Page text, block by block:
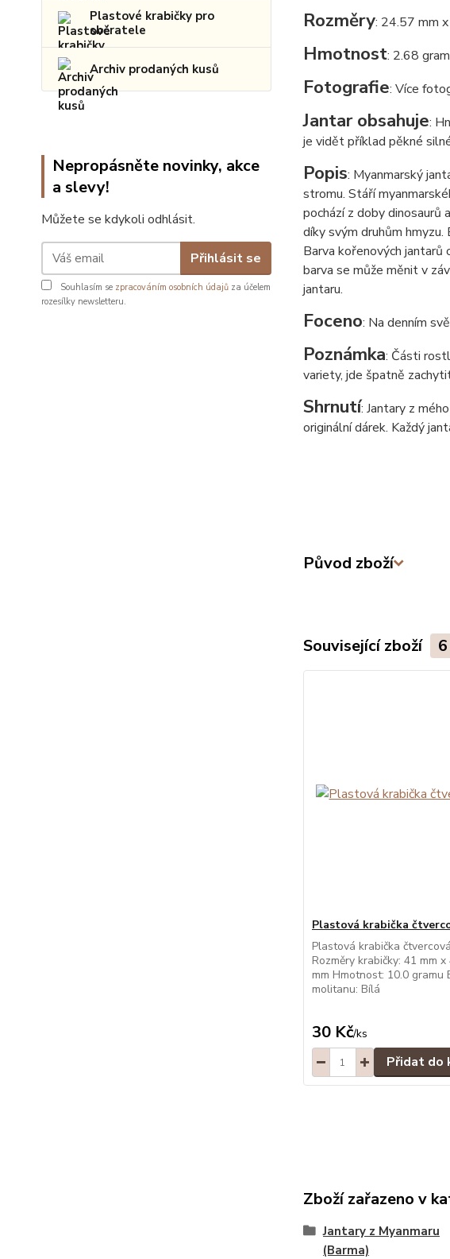
Plastové krabičky pro
sběratele
Archiv prodaných kusů
Nepropásněte novinky, akce
a slevy!
Můžete se kdykoli odhlásit.
Přihlásit se
Souhlasím se zpracováním osobních údajů za účelem
rozesílky newsletteru.
Rozměry: 24.57 mm
Hmotnost: 2.68
Fotografie: Více
Jantar obsahuje:
je vidět příklad pěkné
Popis: Myanmarský
stromu. Stáří
pochází z doby dinosaurů
díky svým druhům
Barva kořenových
barva se může měnit v
jantaru.
Foceno: Na denním
Poznámka: Části
variety, jde špatně
Shrnutí: Jantary z
originální dárek. Každý
Původ zboží
Související zboží 6
Plastová krabička
Plastová krabička
Rozměry krabičky: 41 mm
mm Hmotnost: 10.0 gramu
molitanu: Bílá
30 Kč/ks
Přidat do
Zboží zařazeno v
Jantary z Myanmaru
(Barma)